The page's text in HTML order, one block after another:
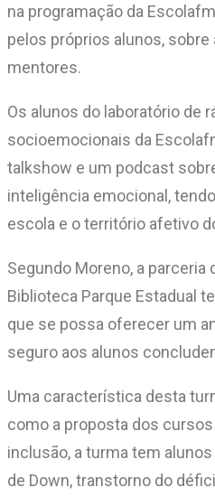
na programação da
pelos próprios alunos,
mentores.
Os alunos do laboratório de
socioemocionais da
talkshow e um podcast
inteligência emocional,
escola e o território afetivo
Segundo Moreno, a parceria
Biblioteca Parque Estadual
que se possa oferecer um
seguro aos alunos
Uma característica desta
como a proposta dos
inclusão, a turma tem
de Down, transtorno do